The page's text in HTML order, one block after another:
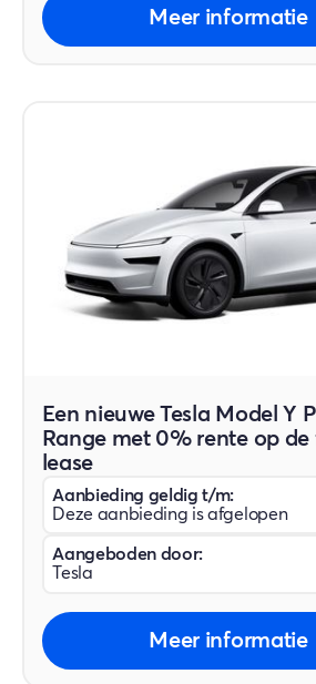
Meer informatie
Een nieuwe Tesla Model Y
Range met 0% rente op de
lease
Aanbieding geldig t/m:
Deze aanbieding is afgelopen
Aangeboden door:
Tesla
Meer informatie